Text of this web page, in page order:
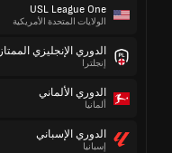
USL League One
الولايات المتحدة الأمريكية
الدوري الإنجليزي الممتاز
إنجلترا
الدوري الألماني
ألمانيا
الدوري الإسباني
إسبانيا